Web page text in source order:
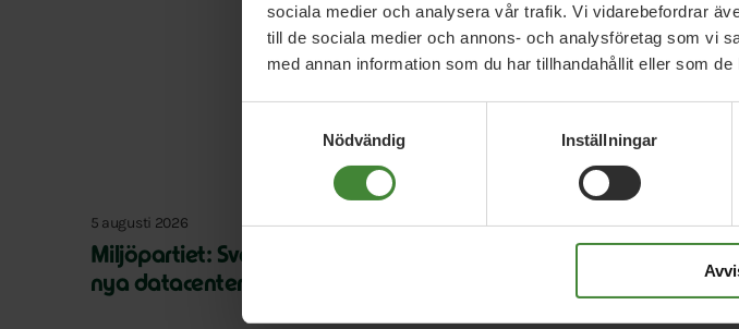
sociala medier och analysera vår trafik. Vi vidarebefordrar
till de sociala medier och annons- och analysföretag som vi
med annan information som du har tillhandahållit eller som
Nödvändig
Inställningar
5 augusti 2026
Miljöpartiet: Sverige måste ställa krav på
nya datacenter
3 augusti 2026